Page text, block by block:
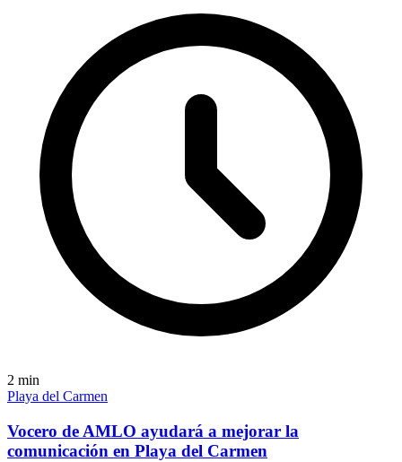
2 min
Playa del Carmen
Vocero de AMLO ayudará a mejorar la
comunicación en Playa del Carmen